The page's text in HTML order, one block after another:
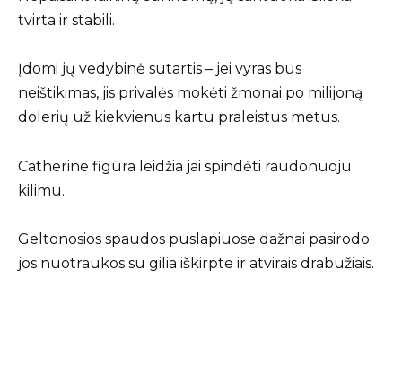
tvirta ir stabili.
Įdomi jų vedybinė sutartis – jei vyras bus
neištikimas, jis privalės mokėti žmonai po milijoną
dolerių už kiekvienus kartu praleistus metus.
Catherine figūra leidžia jai spindėti raudonuoju
kilimu.
Geltonosios spaudos puslapiuose dažnai pasirodo
jos nuotraukos su gilia iškirpte ir atvirais drabužiais.